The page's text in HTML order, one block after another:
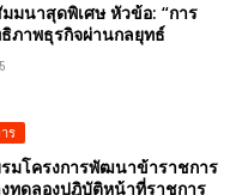
มนาสุดพิเศษ หัวข้อ: “การ
ภาพธุรกิจผ่านกลยุทธ์
OPTIMIZATION
E-COMMERCE STRATEGY)
ดออนไลน์ อ.ดร.ต้นรัก ธวัช
ร
มโครงการพัฒนาข้าราชการ
ทดลองปฎิบัติหน้าที่ราชการ